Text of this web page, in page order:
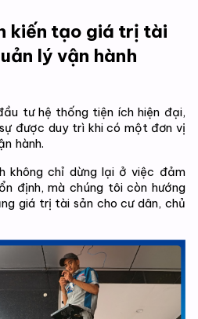
kiến tạo giá trị tài
lý vận hành
tư hệ thống tiện ích hiện đại,
được duy trì khi có một đơn vị
hành.
không chỉ dừng lại ở việc đảm
định, mà chúng tôi còn hướng
giá trị tài sản cho cư dân, chủ